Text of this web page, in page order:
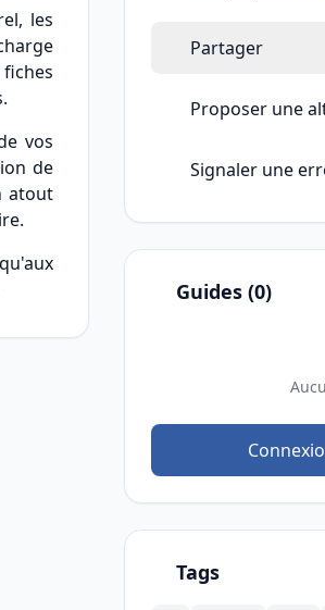
les
vos
de
atout
Partager
Proposer une
Signaler une
Guides (0)
Tags